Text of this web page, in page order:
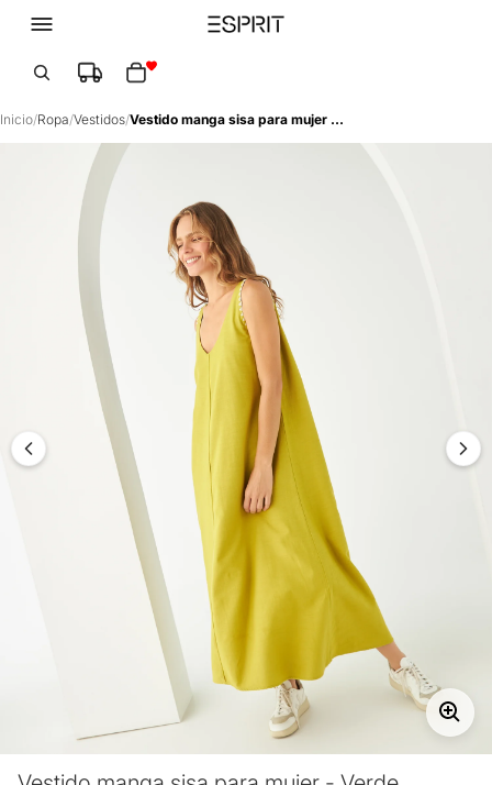
Inicio/Ropa/Vestidos/ Vestido manga sisa para mujer - Verde